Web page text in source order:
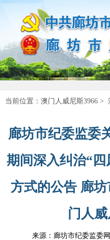
当前位置： 澳门人威尼斯3966 >
廊坊市纪委监委
期间深入纠治“四
方式的公告 廊
门人
来源：廊坊市纪委监委